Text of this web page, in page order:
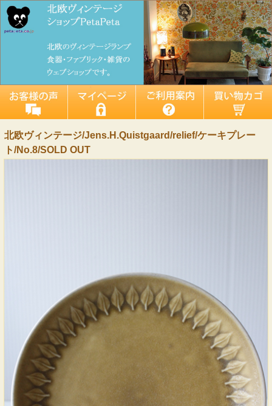
北欧ヴィンテージ/Jens.H.Quistgaard/relief/ケーキプレー
ト/No.8/SOLD OUT